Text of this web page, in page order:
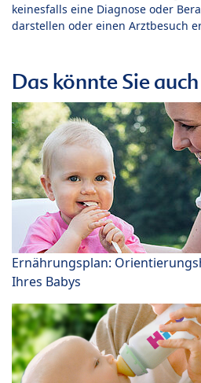
keinesfalls eine Diagnose oder
darstellen oder einen Arztbesuch
Das könnte Sie
Ernährungsplan:
Ihres Babys